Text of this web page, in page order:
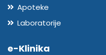
Apoteke
Laboratorije
e-Klinika